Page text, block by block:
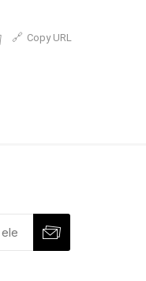
Copy URL